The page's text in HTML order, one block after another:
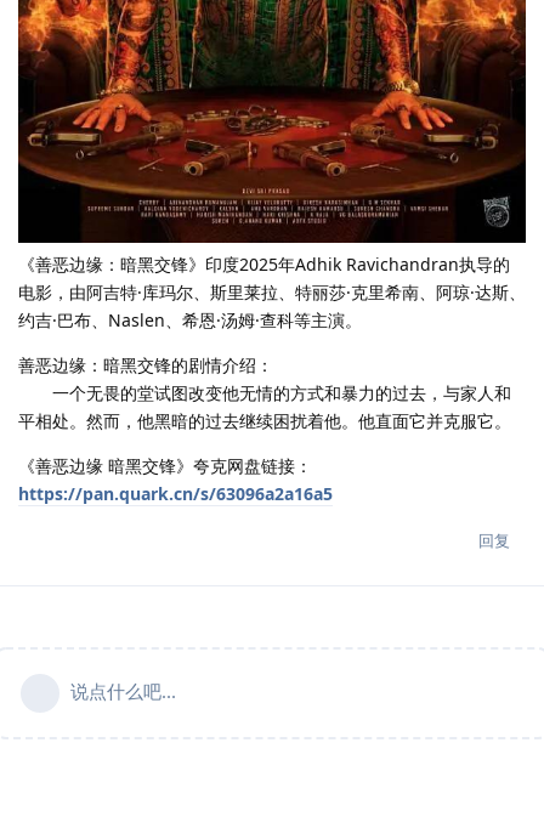
《善恶边缘：暗黑交锋》印度2025年Adhik Ravichandran执导的
电影，由阿吉特·库玛尔、斯里莱拉、特丽莎·克里希南、阿琼·达斯、
约吉·巴布、Naslen、希恩·汤姆·查科等主演。
善恶边缘：暗黑交锋的剧情介绍：
一个无畏的堂试图改变他无情的方式和暴力的过去，与家人和
平相处。然而，他黑暗的过去继续困扰着他。他直面它并克服它。
《善恶边缘 暗黑交锋》夸克网盘链接：
https://pan.quark.cn/s/63096a2a16a5
回复
说点什么吧...